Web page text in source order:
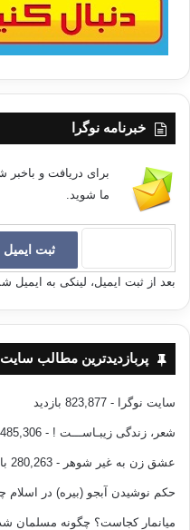
خبرنامه نوگرا
برای دریافت و
ما شوید.
بعد از ثبت ایمیل، لینکی به ایمیل
پربازدیدترین مطالب سایت
سایت نوگرا - 823,877 بازدید
شعر، زندگی زیبـاســـت ! - 485,306 بازدید
عشق زن به غیر شوهر - 280,263 بازدید
حکم نوشیدن آبجو (بیره) در
میانمار کجاست؟ چگونه مسلمان